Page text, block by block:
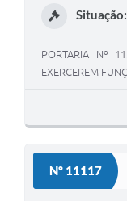
Situação:
PORTARIA Nº
EXERCEREM
Nº 11117